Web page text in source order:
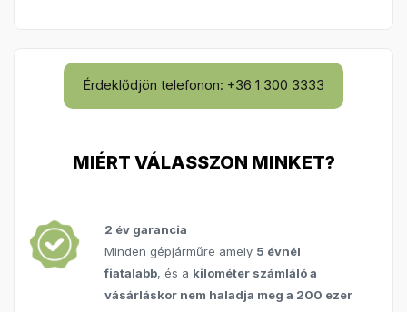
Érdeklődjön telefonon: +36 1 300 3333
MIÉRT VÁLASSZON MINKET?
2 év garancia
Minden gépjárműre amely 5 évnél
fiatalabb, és a kilométer számláló a
vásárláskor nem haladja meg a 200 ezer